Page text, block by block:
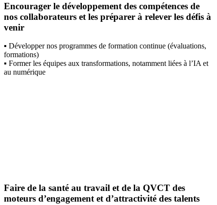
Encourager le développement des compétences​ de
nos collaborateurs et les préparer à relever les défis à
venir
▪️ Développer nos programmes de formation continue (évaluations,
formations)​
▪️ Former les équipes aux transformations, notamment liées à l’IA et
au numérique
Faire de la santé au travail et de la QVCT​ des
moteurs d’engagement et d’attractivité des talents